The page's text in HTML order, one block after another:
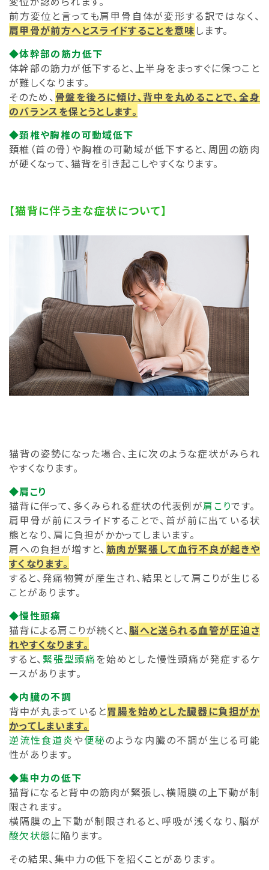
前方変位と言っても肩甲骨自体が変形する訳ではなく、
肩甲骨が前方へとスライドすることを意味 します。
◆体幹部の筋力低下
体幹部の筋力が低下すると、上半身をまっすぐに保つこと
が難しくなります。
そのため、 骨盤を後ろに傾け、背中を丸めることで、全身
のバランスを保とうとします。
◆頚椎や胸椎の可動域低下
頚椎（首の骨）や胸椎の可動域が低下すると、周囲の筋肉
が硬くなって、猫背を引き起こしやすくなります。
【猫背に伴う主な症状について】
猫背の姿勢になった場合、主に次のような症状がみられ
やすくなります。
◆肩こり
猫背に伴って、多くみられる症状の代表例が肩こりです。
肩甲骨が前にスライドすることで、首が前に出ている状
態となり、肩に負担がかかってしまいます。
肩への負担が増すと、 筋肉が緊張して血行不良が起きや
すくなります。
すると、発痛物質が産生され、結果として肩こりが生じる
ことがあります。
◆慢性頭痛
猫背による肩こりが続くと、脳へと送られる血管が圧迫さ
れやすくなります。
すると、 緊張型頭痛 を始めとした慢性頭痛が発症するケ
ースがあります。
◆内臓の不調
背中が丸まっていると胃腸を始めとした臓器に負担がか
かってしまいます。
逆流性食道炎や便秘のような内臓の不調が生じる可能
性があります。
◆集中力の低下
猫背になると背中の筋肉が緊張し、横隔膜の上下動が制
限されます。
横隔膜の上下動が制限されると、呼吸が浅くなり、脳が
酸欠状態に陥ります。
その結果、集中力の低下を招くことがあります。